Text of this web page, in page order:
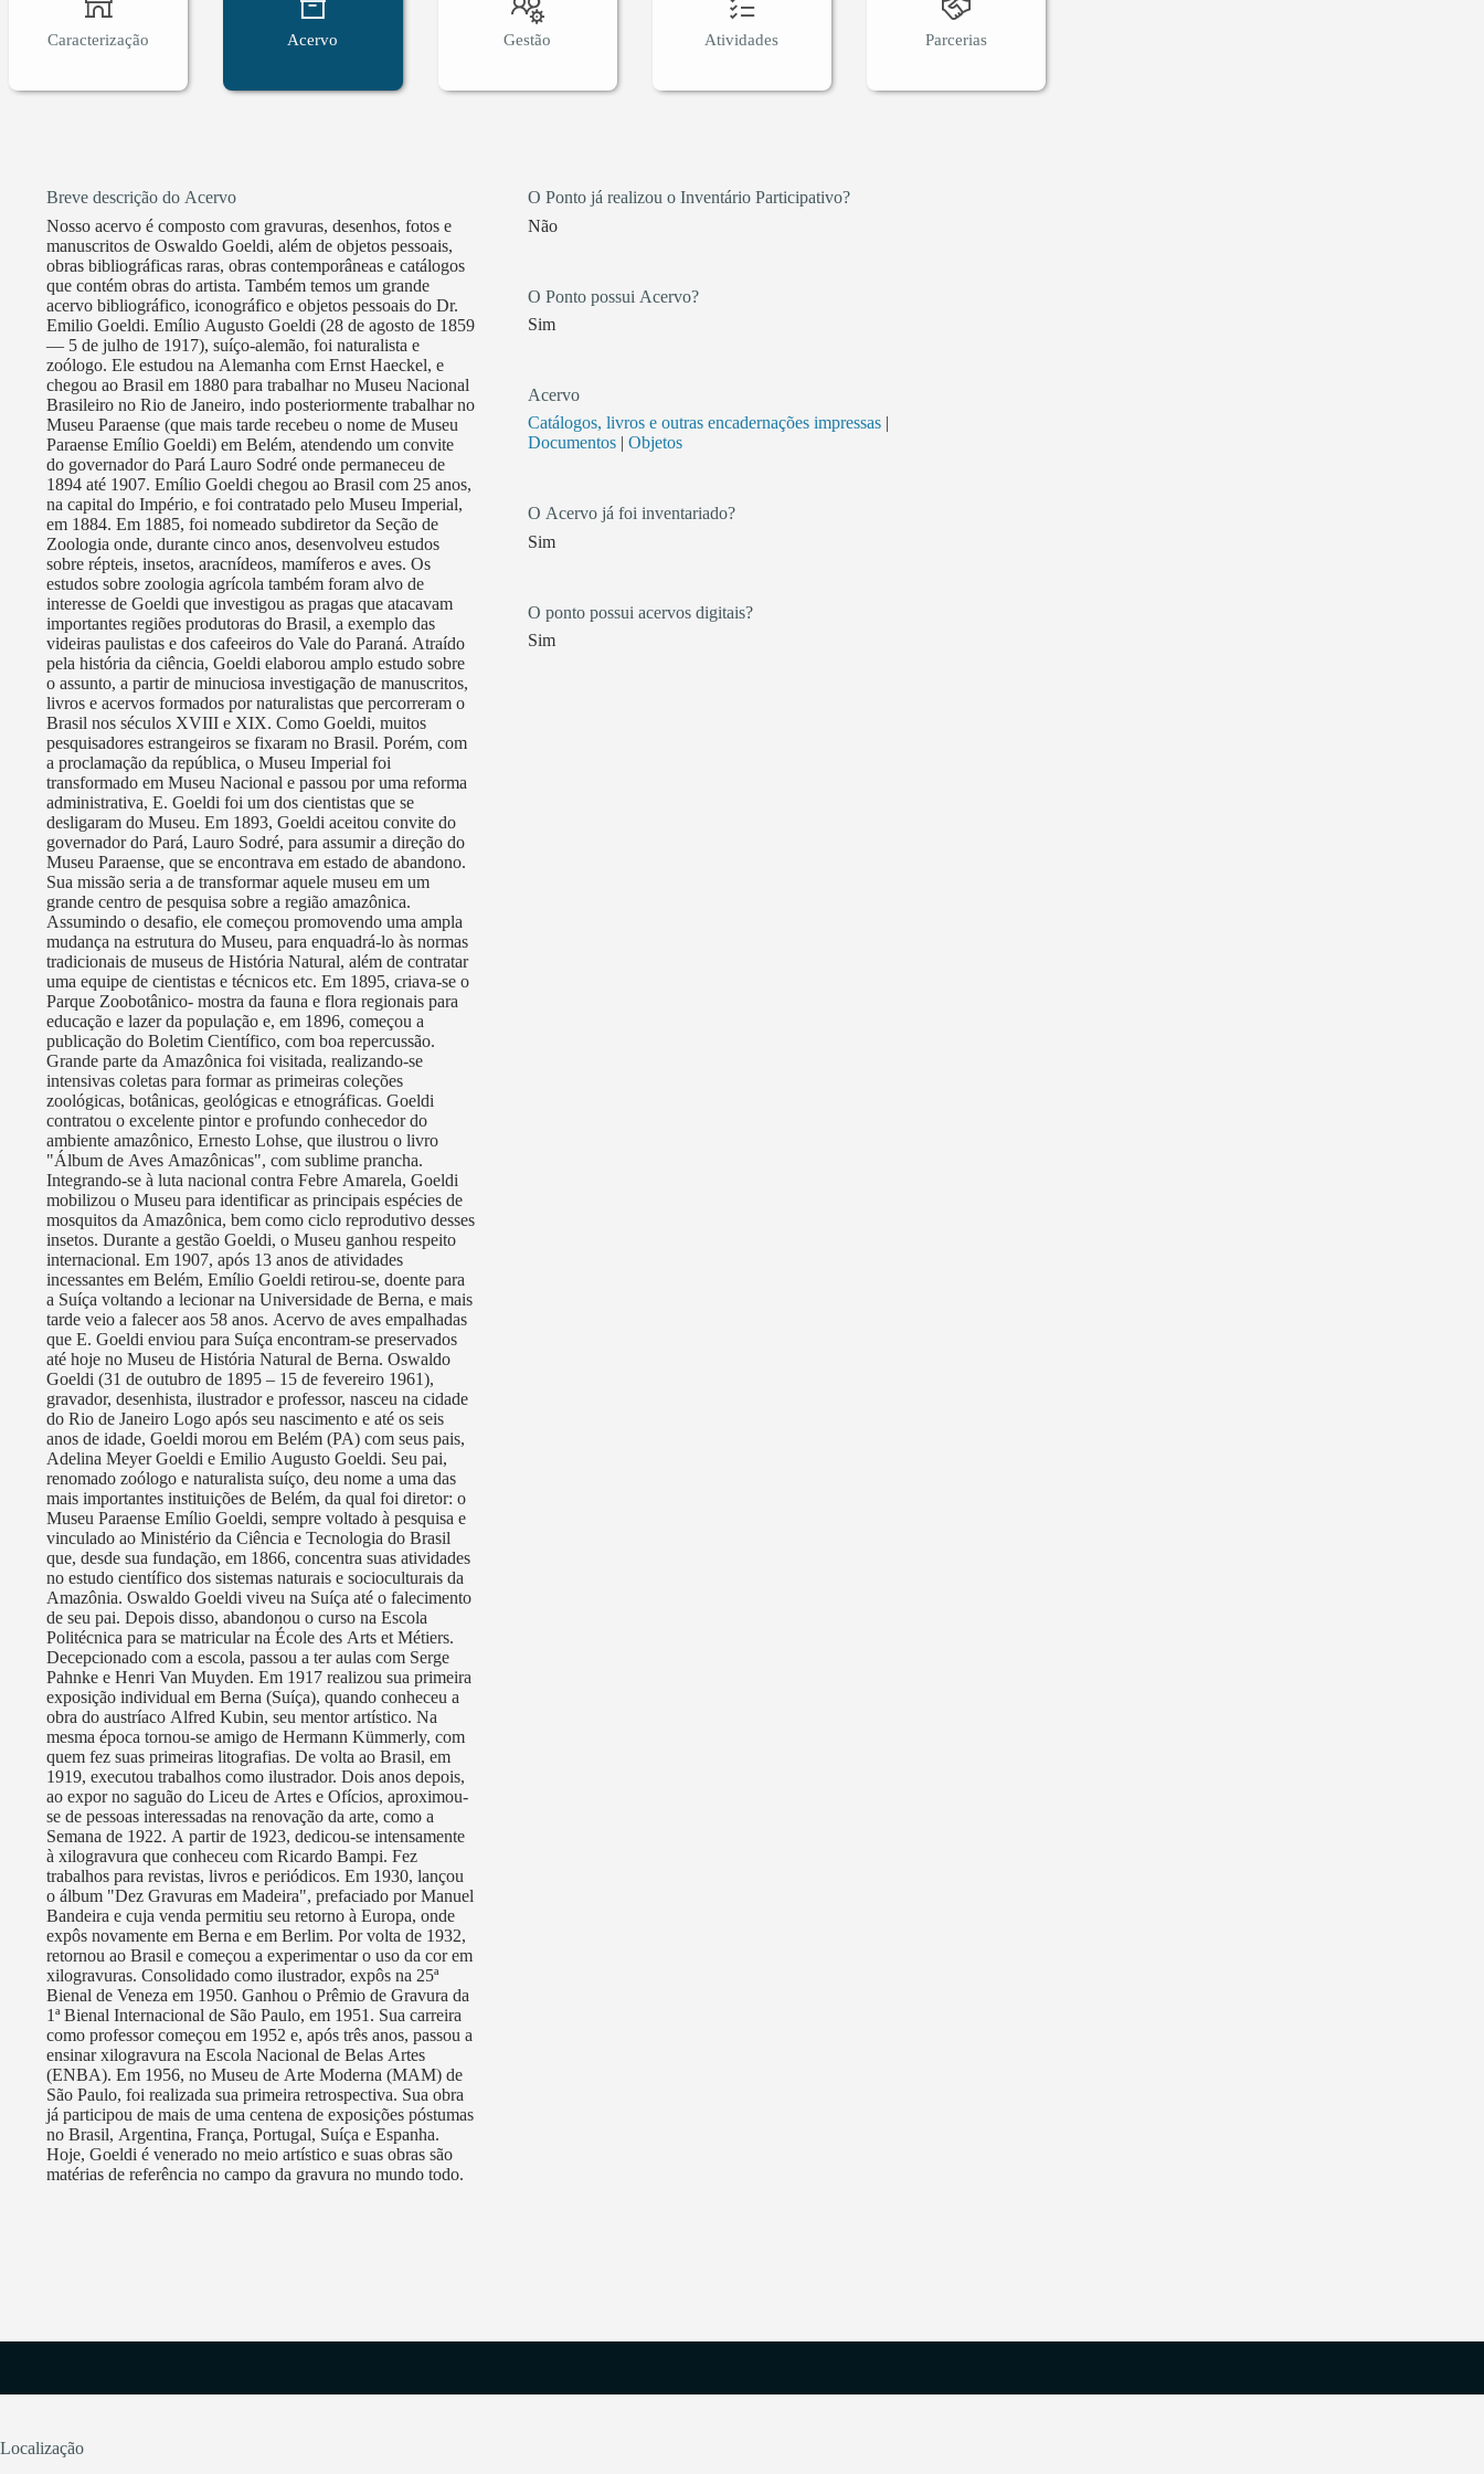
Caracterização Acervo
Breve descrição do Acervo
Nosso acervo é composto com gravuras, desenhos, fotos e
manuscritos de Oswaldo Goeldi, além de objetos pessoais,
obras bibliográficas raras, obras contemporâneas e catálogos
que contém obras do artista. Também temos um grande
acervo bibliográfico, iconográfico e objetos pessoais do Dr.
Emilio Goeldi. Emílio Augusto Goeldi (28 de agosto de 1859
— 5 de julho de 1917), suíço-alemão, foi naturalista e
zoólogo. Ele estudou na Alemanha com Ernst Haeckel, e
chegou ao Brasil em 1880 para trabalhar no Museu Nacional
Brasileiro no Rio de Janeiro, indo posteriormente trabalhar no
Museu Paraense (que mais tarde recebeu o nome de Museu
Paraense Emílio Goeldi) em Belém, atendendo um convite
do governador do Pará Lauro Sodré onde permaneceu de
1894 até 1907. Emílio Goeldi chegou ao Brasil com 25 anos,
na capital do Império, e foi contratado pelo Museu Imperial,
em 1884. Em 1885, foi nomeado subdiretor da Seção de
Zoologia onde, durante cinco anos, desenvolveu estudos
sobre répteis, insetos, aracnídeos, mamíferos e aves. Os
estudos sobre zoologia agrícola também foram alvo de
interesse de Goeldi que investigou as pragas que atacavam
importantes regiões produtoras do Brasil, a exemplo das
videiras paulistas e dos cafeeiros do Vale do Paraná. Atraído
pela história da ciência, Goeldi elaborou amplo estudo sobre
o assunto, a partir de minuciosa investigação de manuscritos,
livros e acervos formados por naturalistas que percorreram o
Brasil nos séculos XVIII e XIX. Como Goeldi, muitos
pesquisadores estrangeiros se fixaram no Brasil. Porém, com
a proclamação da república, o Museu Imperial foi
transformado em Museu Nacional e passou por uma reforma
administrativa, E. Goeldi foi um dos cientistas que se
desligaram do Museu. Em 1893, Goeldi aceitou convite do
governador do Pará, Lauro Sodré, para assumir a direção do
Museu Paraense, que se encontrava em estado de abandono.
Sua missão seria a de transformar aquele museu em um
grande centro de pesquisa sobre a região amazônica.
Assumindo o desafio, ele começou promovendo uma ampla
mudança na estrutura do Museu, para enquadrá-lo às normas
tradicionais de museus de História Natural, além de contratar
uma equipe de cientistas e técnicos etc. Em 1895, criava-se o
Parque Zoobotânico- mostra da fauna e flora regionais para
educação e lazer da população e, em 1896, começou a
publicação do Boletim Científico, com boa repercussão.
Grande parte da Amazônica foi visitada, realizando-se
intensivas coletas para formar as primeiras coleções
zoológicas, botânicas, geológicas e etnográficas. Goeldi
contratou o excelente pintor e profundo conhecedor do
ambiente amazônico, Ernesto Lohse, que ilustrou o livro
"Álbum de Aves Amazônicas", com sublime prancha.
Integrando-se à luta nacional contra Febre Amarela, Goeldi
mobilizou o Museu para identificar as principais espécies de
mosquitos da Amazônica, bem como ciclo reprodutivo desses
insetos. Durante a gestão Goeldi, o Museu ganhou respeito
internacional. Em 1907, após 13 anos de atividades
incessantes em Belém, Emílio Goeldi retirou-se, doente para
a Suíça voltando a lecionar na Universidade de Berna, e mais
tarde veio a falecer aos 58 anos. Acervo de aves empalhadas
que E. Goeldi enviou para Suíça encontram-se preservados
até hoje no Museu de História Natural de Berna. Oswaldo
Goeldi (31 de outubro de 1895 – 15 de fevereiro 1961),
gravador, desenhista, ilustrador e professor, nasceu na cidade
do Rio de Janeiro Logo após seu nascimento e até os seis
anos de idade, Goeldi morou em Belém (PA) com seus pais,
Adelina Meyer Goeldi e Emilio Augusto Goeldi. Seu pai,
renomado zoólogo e naturalista suíço, deu nome a uma das
mais importantes instituições de Belém, da qual foi diretor: o
Museu Paraense Emílio Goeldi, sempre voltado à pesquisa e
vinculado ao Ministério da Ciência e Tecnologia do Brasil
que, desde sua fundação, em 1866, concentra suas atividades
no estudo científico dos sistemas naturais e socioculturais da
Amazônia. Oswaldo Goeldi viveu na Suíça até o falecimento
de seu pai. Depois disso, abandonou o curso na Escola
Politécnica para se matricular na École des Arts et Métiers.
Decepcionado com a escola, passou a ter aulas com Serge
Pahnke e Henri Van Muyden. Em 1917 realizou sua primeira
exposição individual em Berna (Suíça), quando conheceu a
obra do austríaco Alfred Kubin, seu mentor artístico. Na
mesma época tornou-se amigo de Hermann Kümmerly, com
quem fez suas primeiras litografias. De volta ao Brasil, em
1919, executou trabalhos como ilustrador. Dois anos depois,
ao expor no saguão do Liceu de Artes e Ofícios, aproximou-
se de pessoas interessadas na renovação da arte, como a
Semana de 1922. A partir de 1923, dedicou-se intensamente
à xilogravura que conheceu com Ricardo Bampi. Fez
trabalhos para revistas, livros e periódicos. Em 1930, lançou
o álbum "Dez Gravuras em Madeira", prefaciado por Manuel
Bandeira e cuja venda permitiu seu retorno à Europa, onde
expôs novamente em Berna e em Berlim. Por volta de 1932,
retornou ao Brasil e começou a experimentar o uso da cor em
xilogravuras. Consolidado como ilustrador, expôs na 25ª
Bienal de Veneza em 1950. Ganhou o Prêmio de Gravura da
1ª Bienal Internacional de São Paulo, em 1951. Sua carreira
como professor começou em 1952 e, após três anos, passou a
ensinar xilogravura na Escola Nacional de Belas Artes
(ENBA). Em 1956, no Museu de Arte Moderna (MAM) de
São Paulo, foi realizada sua primeira retrospectiva. Sua obra
já participou de mais de uma centena de exposições póstumas
no Brasil, Argentina, França, Portugal, Suíça e Espanha.
Hoje, Goeldi é venerado no meio artístico e suas obras são
matérias de referência no campo da gravura no mundo todo.
O Ponto já realizou o Inventário Participativo?
Não
O Ponto possui Acervo?
Sim
Acervo
Catálogos, livros e outras encadernações impressas|
Documentos| Objetos
O Acervo já foi inventariado?
Sim
O ponto possui acervos digitais?
Sim
Gestão Atividades Parcerias
Localização